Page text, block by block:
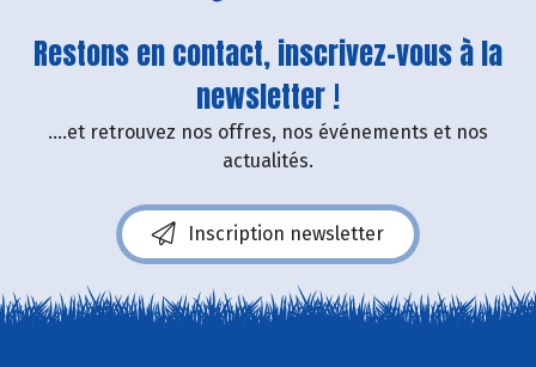
Restons en contact, inscrivez-vous à la
newsletter !
....et retrouvez nos offres, nos événements et nos
actualités.
Inscription newsletter